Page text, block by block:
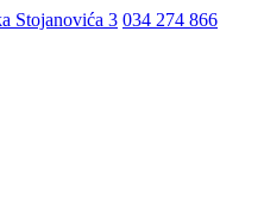
Stojanovića 3 034 274 866